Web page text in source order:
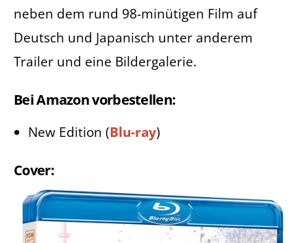
neben dem rund 98-minütigen Film auf
Deutsch und Japanisch unter anderem
Trailer und eine Bildergalerie.
Bei Amazon vorbestellen:
New Edition (Blu-ray)
Cover: